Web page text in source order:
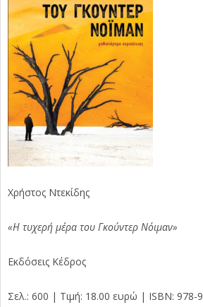
Χρήστος Ντεκίδης
«Η τυχερή μέρα του Γκούντερ Νόιμαν»
Εκδόσεις Κέδρος
Σελ.: 600 | Τιμή: 18.00 ευρώ | ISBN: 978-